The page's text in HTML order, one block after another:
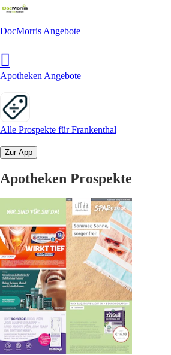
DocMorris Angebote
Apotheken Angebote
Alle Prospekte für Frankenthal
Zur App
Apotheken Prospekte